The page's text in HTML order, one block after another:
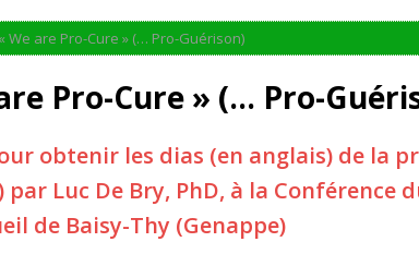
We are Pro-Cure » (… Pro-Guérison)
Pro-Cure » (… Pro-
obtenir les dias (en anglais) de la
Luc De Bry, PhD, à la Conférence
de Baisy-Thy (Genappe)